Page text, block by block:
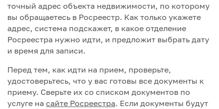
точный адрес объекта недвижимости, по которому
вы обращаетесь в Росреестр. Как только укажете
адрес, система подскажет, в какое отделение
Росреестра нужно идти, и предложит выбрать дату
и время для записи.
Перед тем, как идти на прием, проверьте,
удостоверьтесь, что у вас готовы все документы к
приему. Сверьте их со списком документов по
услуге на сайте Росреестра. Если документы будут